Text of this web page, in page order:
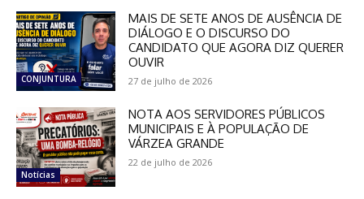
CONJUNTURA
MAIS DE SETE ANOS DE AUSÊNCIA DE
DIÁLOGO E O DISCURSO DO
CANDIDATO QUE AGORA DIZ QUERER
OUVIR
27 de julho de 2026
Notícias
NOTA AOS SERVIDORES PÚBLICOS
MUNICIPAIS E À POPULAÇÃO DE
VÁRZEA GRANDE
22 de julho de 2026